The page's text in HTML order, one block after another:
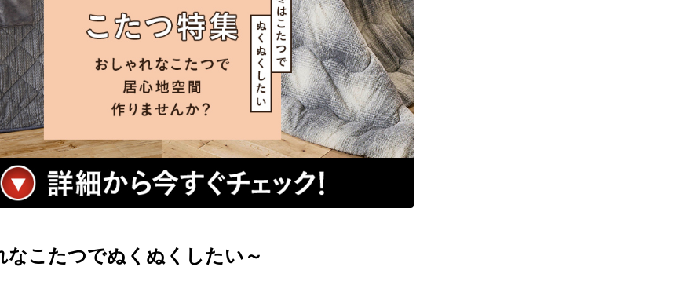
なこたつでぬくぬくしたい～